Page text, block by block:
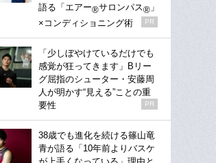
語る「エアー®サロンパス® 」
×コンディショニング術
PR
「少しぼやけているだけでも
感覚が狂ってきます」Bリー
グ屈指のシューター・安藤周
人が明かす“見える”ことの重
要性
PR
38歳でも進化を続ける篠山竜
青が語る「10年前よりバスケ